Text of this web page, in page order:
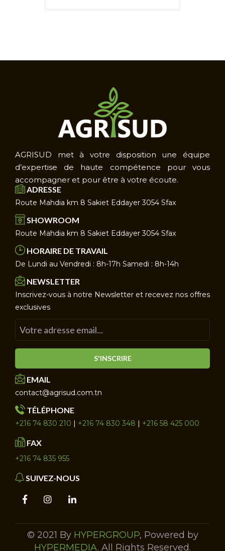
AGRISUD met à votre disposition une équipe
d’expertise de haute compétence pour vous
accompagner et pour être à votre écoute.
ADRESSE
Route Mahdia km 8 Sakiet Eddayer 3054 Sfax
SHOWROOM
Route Mahdia km 8 Sakiet Eddayer 3054 Sfax
HORAIRE DE TRAVAIL
De Lundi au Vendredi : 8h-17h Samedi : 8h-14h
NEWSLETTER
Inscrivez-vous à notre Newsletter et recevez nos offres
exclusives
S'INSCRIRE
EMAIL
contact@agrisud.com.tn
TÉLÉPHONE
+216 74 830 210 | +216 74 830 348 | +216 58 425 000
FAX
+216 74 835 955
SUIVEZ-NOUS
© 2021 By HYPERGROUP, Powered by
HYPERMEDIA. All Rights Reserved.